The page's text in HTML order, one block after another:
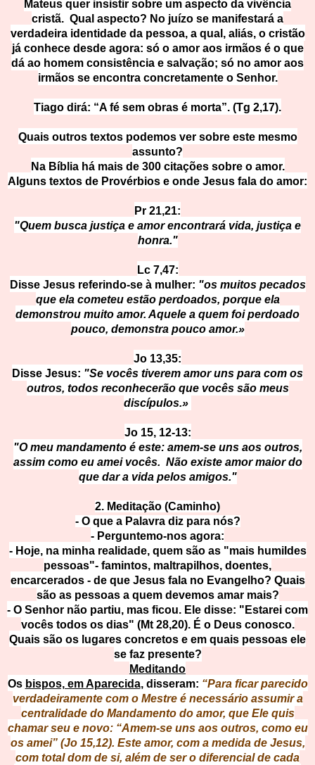
Mateus quer insistir sobre um aspecto da vivência
cristã. Qual aspecto? No juízo se manifestará a
verdadeira identidade da pessoa, a qual, aliás, o cristão
já conhece desde agora: só o amor aos irmãos é o que
dá ao homem consistência e salvação; só no amor aos
irmãos se encontra concretamente o Senhor.
Tiago dirá: “A fé sem obras é morta”. (Tg 2,17).
Quais outros textos podemos ver sobre este mesmo
assunto?
Na Bíblia há mais de 300 citações sobre o amor.
Alguns textos de Provérbios e onde Jesus fala do amor:
Pr 21,21:
"Quem busca justiça e amor encontrará vida, justiça e
honra."
Lc 7,47:
Disse Jesus referindo-se à mulher: "os muitos pecados
que ela cometeu estão perdoados, porque ela
demonstrou muito amor. Aquele a quem foi perdoado
pouco, demonstra pouco amor.»
Jo 13,35:
Disse Jesus: "Se vocês tiverem amor uns para com os
outros, todos reconhecerão que vocês são meus
discípulos.»
Jo 15, 12-13:
"O meu mandamento é este: amem-se uns aos outros,
assim como eu amei vocês. Não existe amor maior do
que dar a vida pelos amigos."
2. Med itação (Caminho)
- O que a Palavra diz para nós?
- Perguntemo-nos agora:
- Hoje, na minha realidade, quem são as "mais humildes
pessoas"- famintos, maltrapilhos, doentes,
encarcerados - de que Jesus fala no Evangelho? Quais
são as pessoas a quem devemos amar mais?
- O Senhor não partiu, mas ficou. Ele disse: "Estarei com
vocês todos os dias" (Mt 28,20). É o Deus conosco.
Quais são os lugares concretos e em quais pessoas ele
se faz presente?
Meditando
Os bispos, em Aparecida, disseram: “Para ficar parecido
verdadeiramente com o Mestre é necessário assumir a
centralidade do Mandamento do amor, que Ele quis
chamar seu e novo: “Amem-se uns aos outros, como eu
os amei” (Jo 15,12). Este amor, com a medida de Jesus,
com total dom de si, além de ser o diferencial de cada